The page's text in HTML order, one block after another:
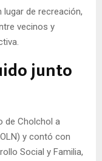
de recreación,
vecinos y
junto
de Cholchol a
y contó con
Social y Familia,